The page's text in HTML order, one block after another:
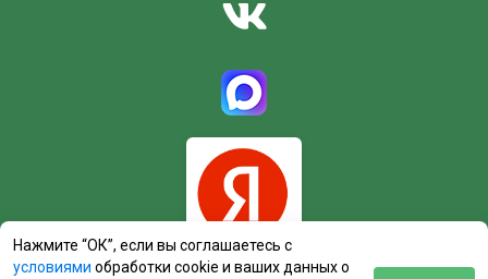
Нажмите “ОК”, если вы соглашаетесь с
условиями обработки cookie и ваших данных о